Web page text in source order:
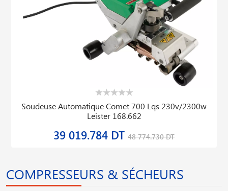
Soudeuse Automatique Comet 700 Lqs 230v/2300w
Leister 168.662
39 019.784 DT 48 774.730 DT
COMPRESSEURS & SÉCHEURS